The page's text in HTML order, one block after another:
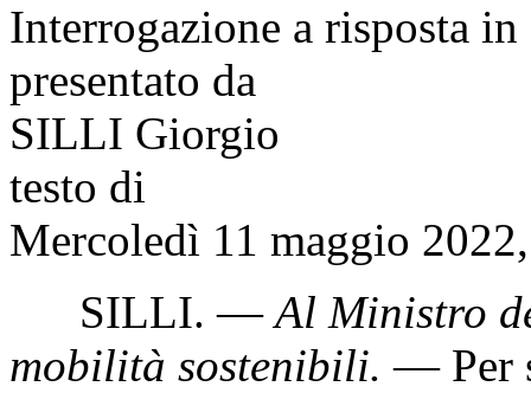
Interrogazione a risposta
presentato da
SILLI Giorgio
testo di
Mercoledì 11 maggio
SILLI. —Al Ministro
mobilità sostenibili. — Per